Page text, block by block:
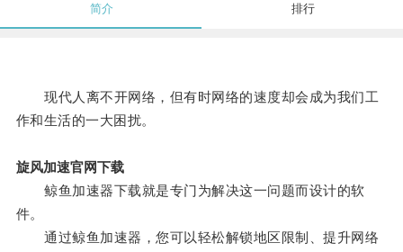
简介 排行
现代人离不开网络，但有时网络的速度却会成为我们工
作和生活的一大困扰。
旋风加速官网下载
鲸鱼加速器下载就是专门为解决这一问题而设计的软
件。
通过鲸鱼加速器，您可以轻松解锁地区限制、提升网络